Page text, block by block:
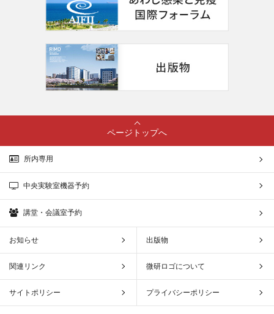
ページトップへ
所内専用
中央実験室機器予約
講堂・会議室予約
お知らせ 出版物
関連リンク 微研ロゴについて
サイトポリシー プライバシーポリシー